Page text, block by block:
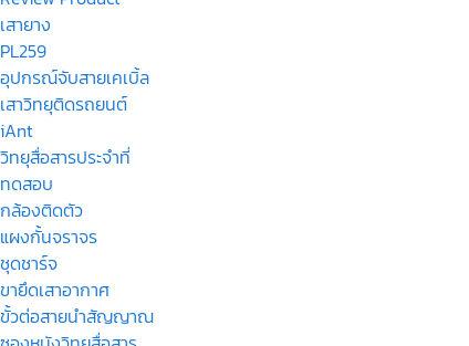
เสายาง
PL259
อุปกรณ์จับสายเคเบิ้ล
เสาวิทยุติดรถยนต์
iAnt
วิทยุสื่อสารประจำที่
ทดสอบ
กล้องติดตัว
แผงกั้นจราจร
ชุดชาร์จ
ขายึดเสาอากาศ
ขั้วต่อสายนำสัญญาณ